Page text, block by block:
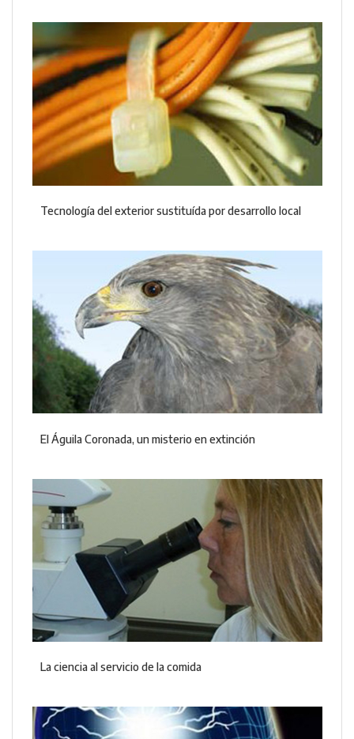
Tecnología del exterior sustituída por desarrollo local
El Águila Coronada, un misterio en extinción
La ciencia al servicio de la comida